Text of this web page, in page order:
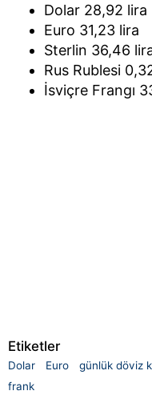
Dolar 28,92 lira
Euro 31,23 lira
Sterlin 36,46
Rus Rublesi
İsviçre Frangı
Etiketler
Dolar Euro günlük döviz
frank